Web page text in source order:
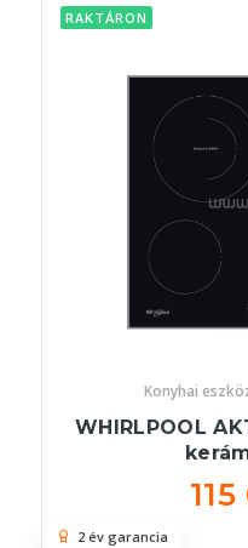
RAKTÁRON
Konyhai
WHIRLPOOL
2 év garancia